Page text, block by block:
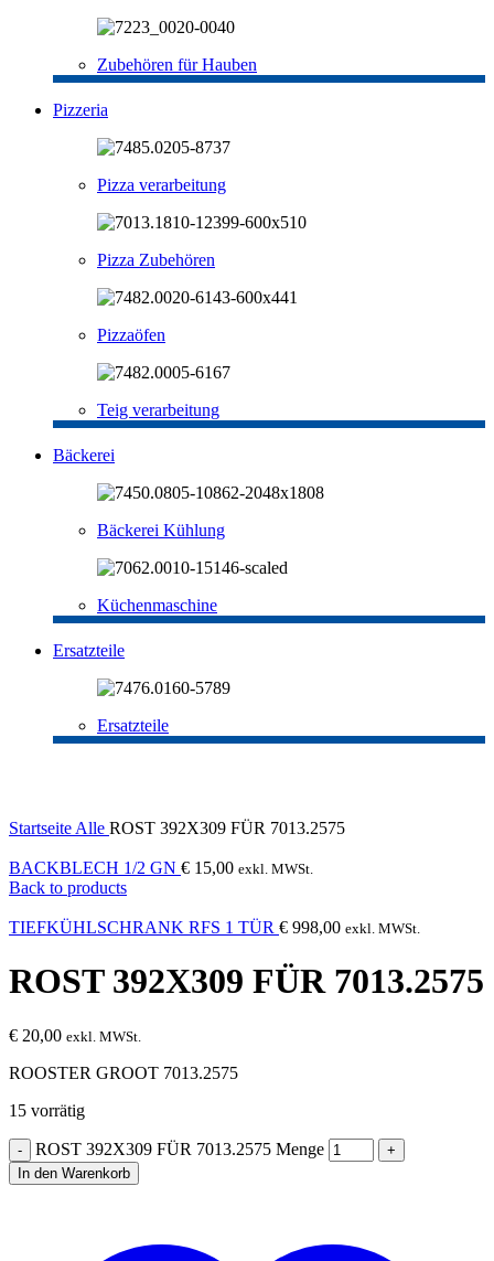
Zubehören für Hauben
Pizzeria
Pizza verarbeitung
Pizza Zubehören
Pizzaöfen
Teig verarbeitung
Bäckerei
Bäckerei Kühlung
Küchenmaschine
Ersatzteile
Ersatzteile
Startseite Alle ROST 392X309 FÜR 7013.2575
BACKBLECH 1/2 GN € 15,00 exkl. MWSt.
Back to products
TIEFKÜHLSCHRANK RFS 1 TÜR € 998,00 exkl. MWSt.
ROST 392X309 FÜR 7013.2575
€ 20,00 exkl. MWSt.
ROOSTER GROOT 7013.2575
15 vorrätig
ROST 392X309 FÜR 7013.2575 Menge
In den Warenkorb